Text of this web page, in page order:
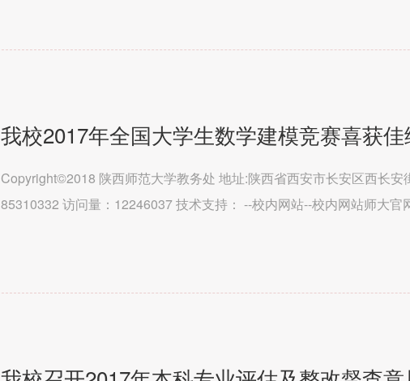
我校2017年全国大学生数学建模竞赛喜获佳
Copyright©2018 陕西师范大学教务处 地址:陕西省西安市长安区西长安
85310332 访问量：12246037 技术支持： --校内网站--校内网站师大官